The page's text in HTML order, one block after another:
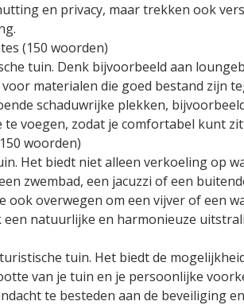
en privacy, maar trekken ook
(150 woorden)
tuin. Denk bijvoorbeeld aan
materialen die goed bestand zijn
schaduwrijke plekken,
voegen, zodat je comfortabel kunt
woorden)
Het biedt niet alleen verkoeling op
zwembad, een jacuzzi of een
overwegen om een vijver of een
natuurlijke en harmonieuze
tuin. Het biedt de
van je tuin en je persoonlijke
te besteden aan de beveiliging